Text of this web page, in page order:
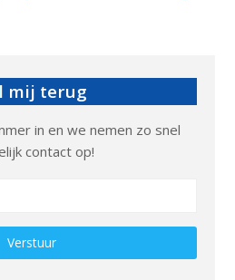
mij terug
in en we nemen zo snel
contact op!
laten.